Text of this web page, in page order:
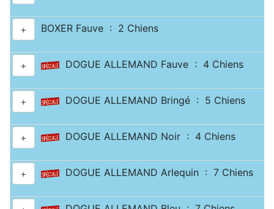
+ BOXER Fauve : 2 Chiens
+ DOGUE ALLEMAND Fauve : 4 Chiens
+ DOGUE ALLEMAND Bringé : 5 Chiens
+ DOGUE ALLEMAND Noir : 4 Chiens
+ DOGUE ALLEMAND Arlequin : 7 Chiens